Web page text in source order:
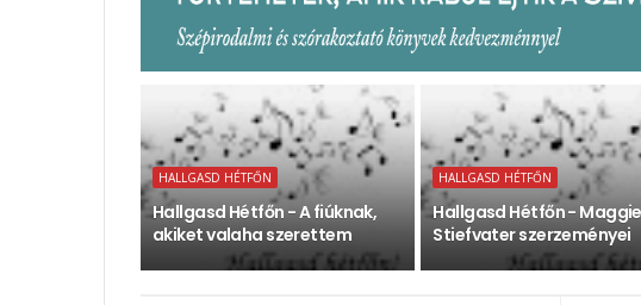
HALLGASD HÉTFŐN
Hallgasd Hétfőn - A fiúknak,
akiket valaha szerettem
HALLGASD HÉTFŐN
Hallgasd Hétfőn - Maggie
Stiefvater szerzeményei